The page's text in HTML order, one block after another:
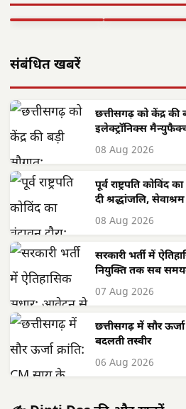
की…
वेशभूषा में…
संबंधित खबरें
छत्तीसगढ़ को केंद्र की
इलेक्ट्रॉनिक्स
08 Aug 2026
पूर्व राष्ट्रपति कोविंद
दी श्रद्धांजलि,
08 Aug 2026
सरकारी भर्ती में
नियुक्ति तक सब
07 Aug 2026
छत्तीसगढ़ में सौर
बदलती तस्वीर
06 Aug 2026